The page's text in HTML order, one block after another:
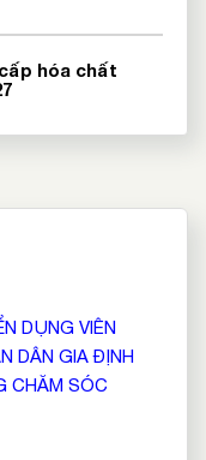
hóa chất
DỤNG VIÊN
DÂN GIA ĐỊNH
CHĂM SÓC